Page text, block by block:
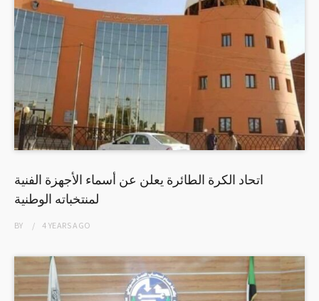
اتحاد الكرة الطائرة يعلن عن أسماء الأجهزة الفنية
لمنتخباته الوطنية
BY 4 YEARSAGO